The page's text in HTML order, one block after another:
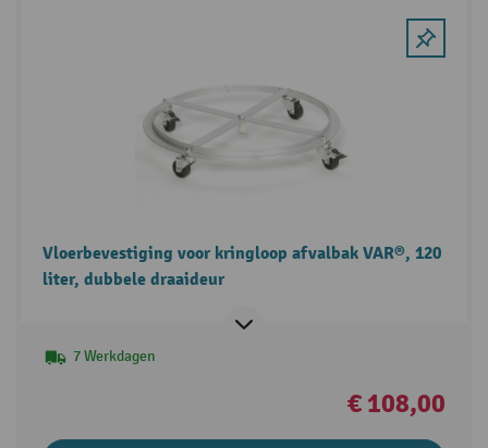
Vloerbevestiging voor kringloop afvalbak VAR®, 120
liter, dubbele draaideur
7 Werkdagen
€ 108,00